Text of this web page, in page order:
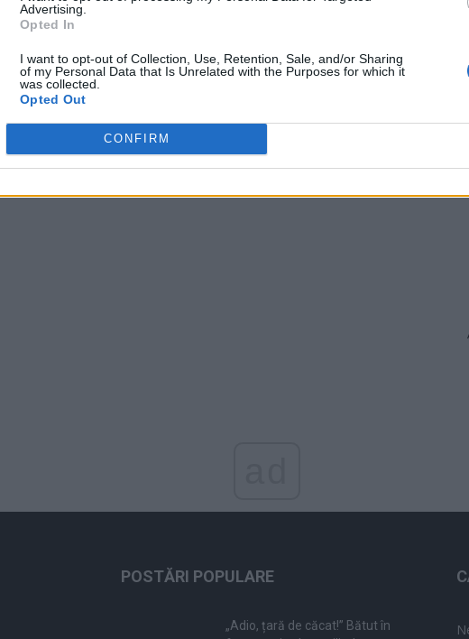
Advertising.
Opted In
I want to opt-out of Collection, Use, Retention, Sale, and/or Sharing
of my Personal Data that Is Unrelated with the Purposes for which it
was collected.
Opted Out
CONFIRM
POSTĂRI POPULARE
„Adio, țară de căcat!” Bătut în